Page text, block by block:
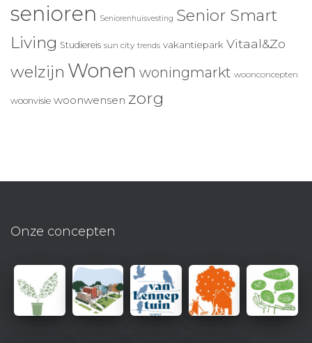
senioren Seniorenhuisvesting Senior Smart
Living Studiereis sun city trends vakantiepark Vitaal&Zo
welzijn Wonen woningmarkt woonconcepten
woonvisie woonwensen zorg
Onze concepten